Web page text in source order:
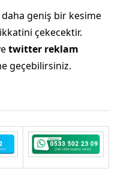
geniş bir kesime
çekecektir.
twitter reklam
geçebilirsiniz.